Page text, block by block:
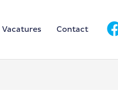
Vacatures Contact